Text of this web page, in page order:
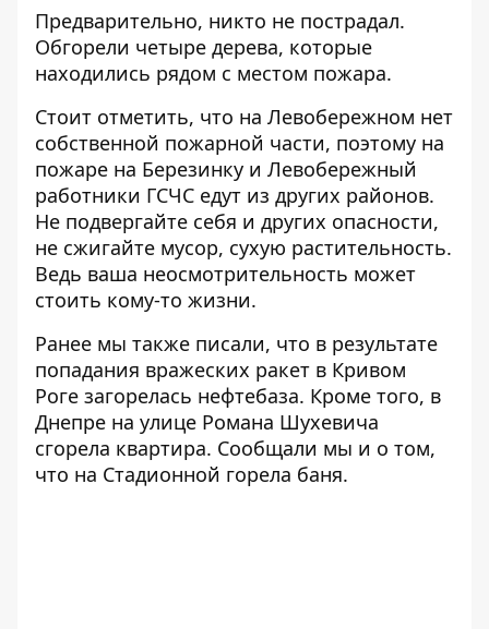
Предварительно, никто не пострадал.
Обгорели четыре дерева, которые
находились рядом с местом пожара.
Стоит отметить, что на Левобережном нет
собственной пожарной части, поэтому на
пожаре на Березинку и Левобережный
работники ГСЧС едут из других районов.
Не подвергайте себя и других опасности,
не сжигайте мусор, сухую растительность.
Ведь ваша неосмотрительность может
стоить кому-то жизни.
Ранее мы также писали, что в результате
попадания вражеских ракет в Кривом
Роге загорелась нефтебаза. Кроме того, в
Днепре на улице Романа Шухевича
сгорела квартира. Сообщали мы и о том,
что на Стадионной горела баня.